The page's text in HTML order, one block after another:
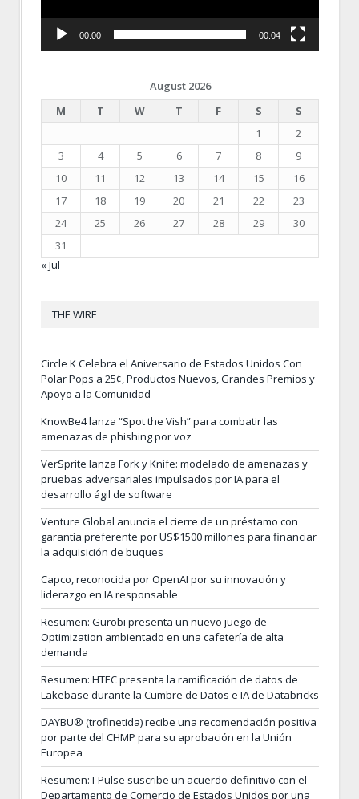
00:00 00:04
August 2026
M
T W T F S
S
1
2
3
4 5 6 7 8
9
10
11 12 13 14 15
16
17
18 19 20 21 22
23
24
25 26 27 28 29
30
31
« Jul
THE WIRE
Circle K Celebra el Aniversario de Estados Unidos Con
Polar Pops a 25¢, Productos Nuevos, Grandes Premios y
Apoyo a la Comunidad
KnowBe4 lanza “Spot the Vish” para combatir las
amenazas de phishing por voz
VerSprite lanza Fork y Knife: modelado de amenazas y
pruebas adversariales impulsados por IA para el
desarrollo ágil de software
Venture Global anuncia el cierre de un préstamo con
garantía preferente por US$1500 millones para financiar
la adquisición de buques
Capco, reconocida por OpenAI por su innovación y
liderazgo en IA responsable
Resumen: Gurobi presenta un nuevo juego de
Optimization ambientado en una cafetería de alta
demanda
Resumen: HTEC presenta la ramificación de datos de
Lakebase durante la Cumbre de Datos e IA de Databricks
DAYBU® (trofinetida) recibe una recomendación positiva
por parte del CHMP para su aprobación en la Unión
Europea
Resumen: I-Pulse suscribe un acuerdo definitivo con el
Departamento de Comercio de Estados Unidos por una